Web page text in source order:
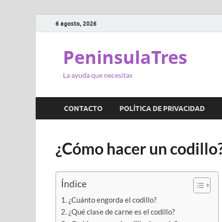
6 agosto, 2026
PeninsulaTres
La ayuda que necesitas
CONTACTO POLÍTICA DE PRIVACIDAD
¿Cómo hacer un
Índice
¿Cuánto engorda el codillo?
¿Qué clase de carne es el codillo?